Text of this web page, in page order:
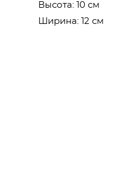
Высота: 10 см
Ширина: 12 см